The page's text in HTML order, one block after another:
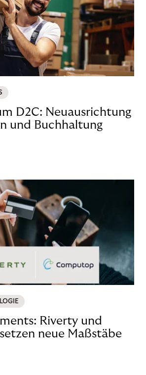
D2C: Neuausrichtung
und Buchhaltung
Riverty und
neue Maßstäbe